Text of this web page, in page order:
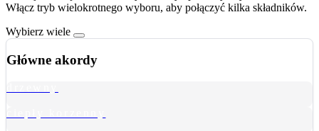
Włącz tryb wielokrotnego wyboru, aby połączyć kilka składników.
Wybierz wiele
Główne akordy